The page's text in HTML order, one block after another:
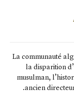
La communauté
la disparition
musulman,
ancien